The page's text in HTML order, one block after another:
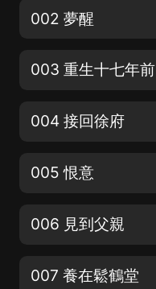
002 夢醒
003 重生十七年前
004 接回徐府
005 恨意
006 見到父親
007 養在鬆鶴堂